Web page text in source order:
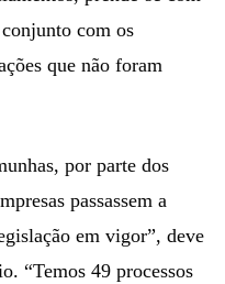
com os
que não foram
por parte dos
passassem a
em vigor”, deve
“Temos 49 processos